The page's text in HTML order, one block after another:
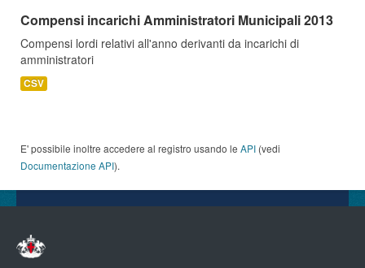
Compensi incarichi Amministratori Municipali 2013
Compensi lordi relativi all'anno derivanti da incarichi di
amministratori
CSV
E' possibile inoltre accedere al registro usando le API (vedi
Documentazione API).